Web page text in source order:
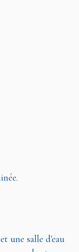
une salle d'eau